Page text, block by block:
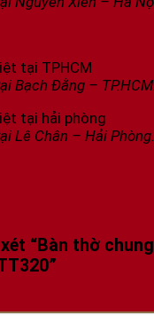
Bạch Đằng –
Lê Chân – Hải Phòng.
“Bàn thờ